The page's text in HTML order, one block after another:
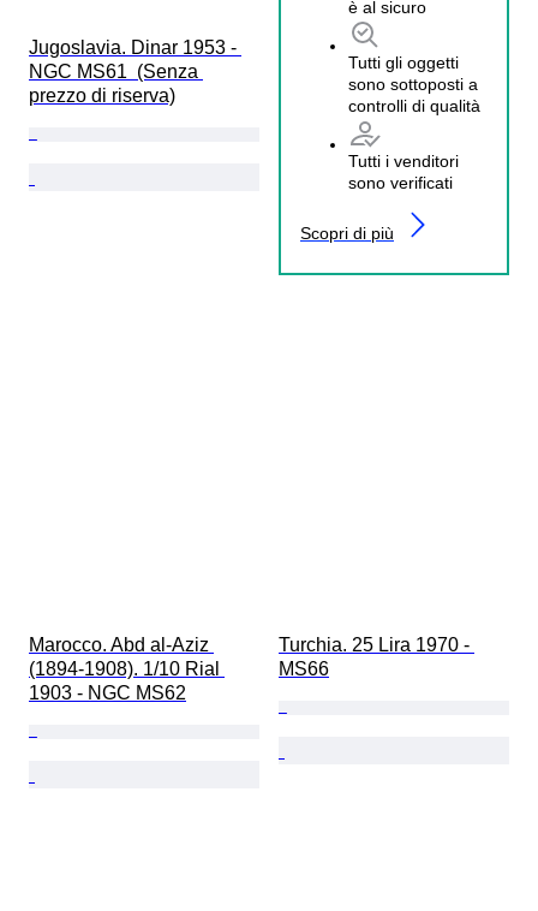
è al sicuro
Tutti gli oggetti
sono sottoposti a
controlli di qualità
Tutti i venditori
sono verificati
Scopri di più
Jugoslavia. Dinar 1953 -
NGC MS61  (Senza
prezzo di riserva)
Marocco. Abd al-Aziz
(1894-1908). 1/10 Rial
1903 - NGC MS62
Turchia. 25 Lira 1970 -
MS66